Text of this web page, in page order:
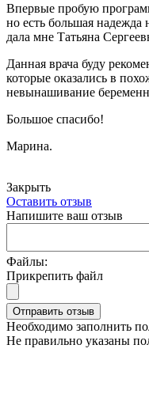
Впервые пробую
но есть большая
дала мне Татьяна
Данная врача буду
которые оказались в
невынашивание
Большое спасибо!
Марина.
Закрыть
Оставить отзыв
Напишите ваш отзыв
Файлы:
Прикрепить файл
Отправить отзыв
Необходимо заполнить
Не правильно указаны